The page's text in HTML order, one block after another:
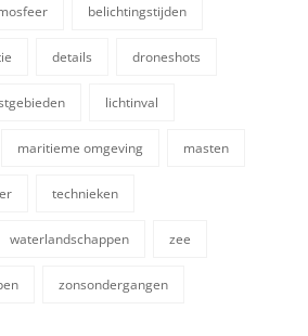
belichtingstijden
details droneshots
lichtinval
maritieme omgeving masten
technieken
waterlandschappen zee
zonsondergangen